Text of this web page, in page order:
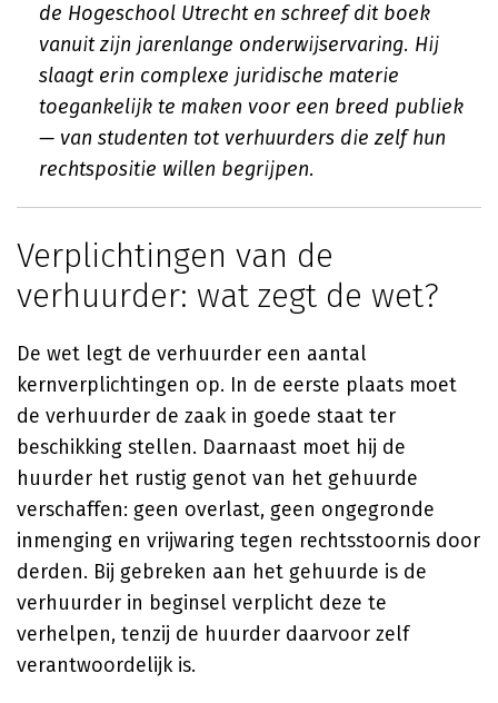
de Hogeschool Utrecht en schreef dit boek
vanuit zijn jarenlange onderwijservaring. Hij
slaagt erin complexe juridische materie
toegankelijk te maken voor een breed publiek
— van studenten tot verhuurders die zelf hun
rechtspositie willen begrijpen.
Verplichtingen van de
verhuurder: wat zegt de wet?
De wet legt de verhuurder een aantal
kernverplichtingen op. In de eerste plaats moet
de verhuurder de zaak in goede staat ter
beschikking stellen. Daarnaast moet hij de
huurder het rustig genot van het gehuurde
verschaffen: geen overlast, geen ongegronde
inmenging en vrijwaring tegen rechtsstoornis door
derden. Bij gebreken aan het gehuurde is de
verhuurder in beginsel verplicht deze te
verhelpen, tenzij de huurder daarvoor zelf
verantwoordelijk is.